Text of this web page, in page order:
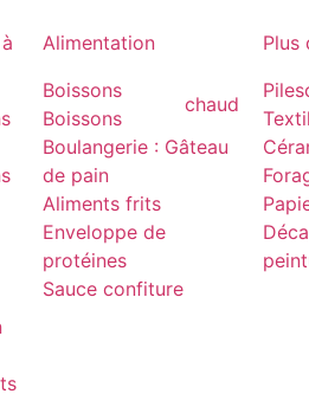
Alimentation
Boissons
Boissons
chaud
Boulangerie : Gâteau
de pain
Aliments frits
Enveloppe de
protéines
Sauce confiture
Plus
Piles